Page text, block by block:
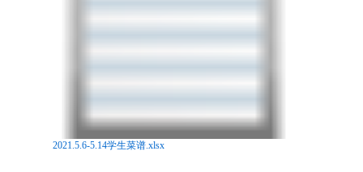
2021.5.6-5.14学生菜谱.xlsx